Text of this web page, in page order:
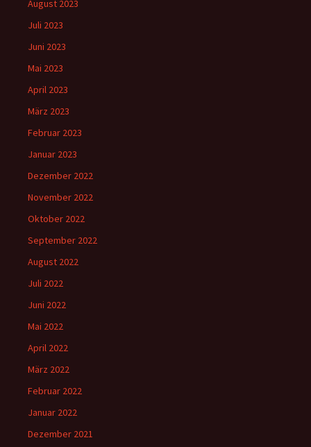
August 2023
Juli 2023
Juni 2023
Mai 2023
April 2023
März 2023
Februar 2023
Januar 2023
Dezember 2022
November 2022
Oktober 2022
September 2022
August 2022
Juli 2022
Juni 2022
Mai 2022
April 2022
März 2022
Februar 2022
Januar 2022
Dezember 2021